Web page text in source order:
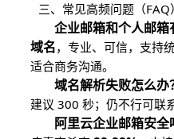
三、常见高频问题（FAQ）
企业邮箱和个人邮箱
域名，专业、可信，支持
适合商务沟通。
域名解析失败怎么办
建议 300 秒；仍不行可联
阿里云企业邮箱安全